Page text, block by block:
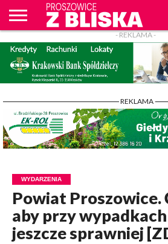
O
NAS
WIADOMOŚCI
ZAPYTAM
WPROST
CENNIK
REKLAM
PROSZOWICE
Z BLISKA
KONTAKT
- REKLAMA -
- REKLAMA -
WYDARZENIA
Powiat Proszowice.
aby przy wypadkach
jeszcze sprawniej